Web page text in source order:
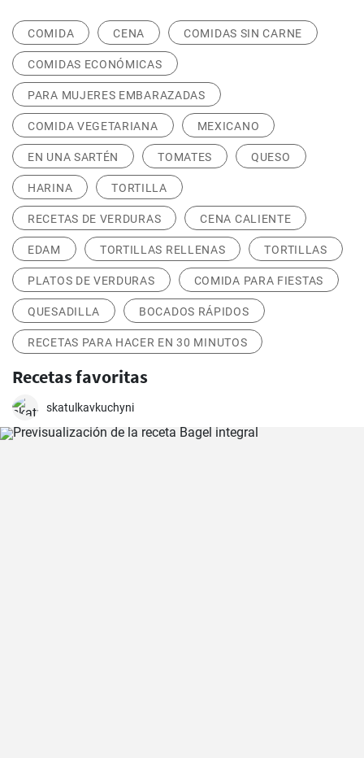
COMIDA CENA COMIDAS SIN CARNE
COMIDAS ECONÓMICAS
PARA MUJERES EMBARAZADAS
COMIDA VEGETARIANA MEXICANO
EN UNA SARTÉN TOMATES QUESO
HARINA TORTILLA
RECETAS DE VERDURAS CENA CALIENTE
EDAM TORTILLAS RELLENAS TORTILLAS
PLATOS DE VERDURAS COMIDA PARA FIESTAS
QUESADILLA BOCADOS RÁPIDOS
RECETAS PARA HACER EN 30 MINUTOS
Recetas favoritas
skatulkavkuchyni